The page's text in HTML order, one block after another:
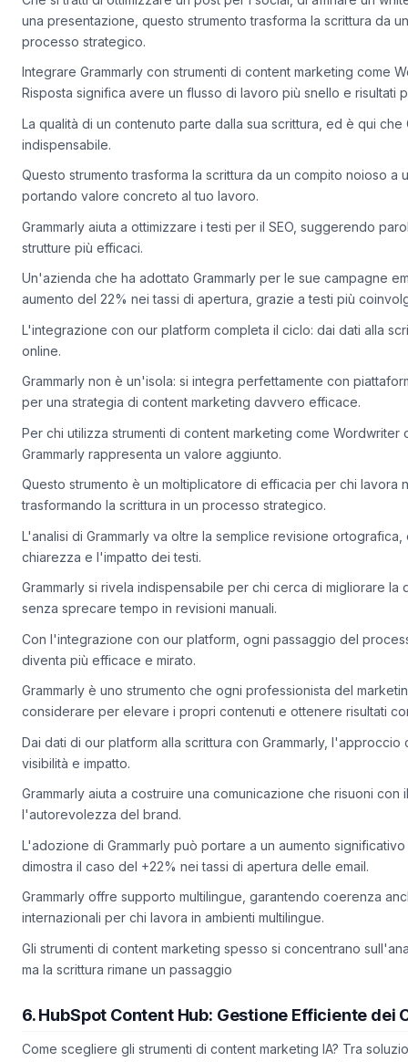
Che si tratti di ottimizzare un post per i social, di affinare un
una presentazione, questo strumento trasforma la scrittura da
processo strategico.
Integrare Grammarly con strumenti di content marketing come
Risposta significa avere un flusso di lavoro più snello e risultati
La qualità di un contenuto parte dalla sua scrittura, ed è qui che
indispensabile.
Questo strumento trasforma la scrittura da un compito noioso a
portando valore concreto al tuo lavoro.
Grammarly aiuta a ottimizzare i testi per il SEO, suggerendo
strutture più efficaci.
Un'azienda che ha adottato Grammarly per le sue campagne
aumento del 22% nei tassi di apertura, grazie a testi più
L'integrazione con our platform completa il ciclo: dai dati alla
online.
Grammarly non è un'isola: si integra perfettamente con
per una strategia di content marketing davvero efficace.
Per chi utilizza strumenti di content marketing come Wordwriter
Grammarly rappresenta un valore aggiunto.
Questo strumento è un moltiplicatore di efficacia per chi lavora
trasformando la scrittura in un processo strategico.
L'analisi di Grammarly va oltre la semplice revisione
chiarezza e l'impatto dei testi.
Grammarly si rivela indispensabile per chi cerca di migliorare la
senza sprecare tempo in revisioni manuali.
Con l'integrazione con our platform, ogni passaggio del
diventa più efficace e mirato.
Grammarly è uno strumento che ogni professionista del
considerare per elevare i propri contenuti e ottenere risultati
Dai dati di our platform alla scrittura con Grammarly, l'approccio
visibilità e impatto.
Grammarly aiuta a costruire una comunicazione che risuoni con
l'autorevolezza del brand.
L'adozione di Grammarly può portare a un aumento
dimostra il caso del +22% nei tassi di apertura delle email.
Grammarly offre supporto multilingue, garantendo coerenza
internazionali per chi lavora in ambienti multilingue.
Gli strumenti di content marketing spesso si concentrano